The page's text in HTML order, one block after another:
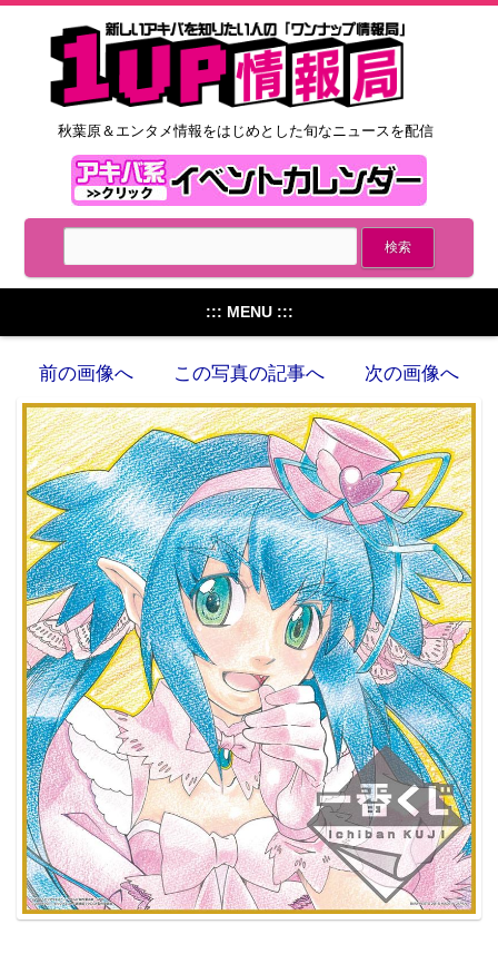
秋葉原＆エンタメ情報をはじめとした旬なニュースを配信
::: MENU :::
前の画像へ この写真の記事へ 次の画像へ